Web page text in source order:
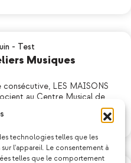
technologies telles que les
l'appareil. Le consentement à
telles que le comportement
- Test
Musiques
consécutive, LES MAISONS
au Centre Musical de
organiser le concert de nos
! Après une édition 2023…